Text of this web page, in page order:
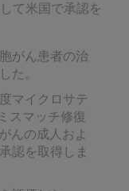
て米国で承認を
がん患者の治
た。
マイクロサテ
スマッチ修復
んの成人およ
認を取得しま